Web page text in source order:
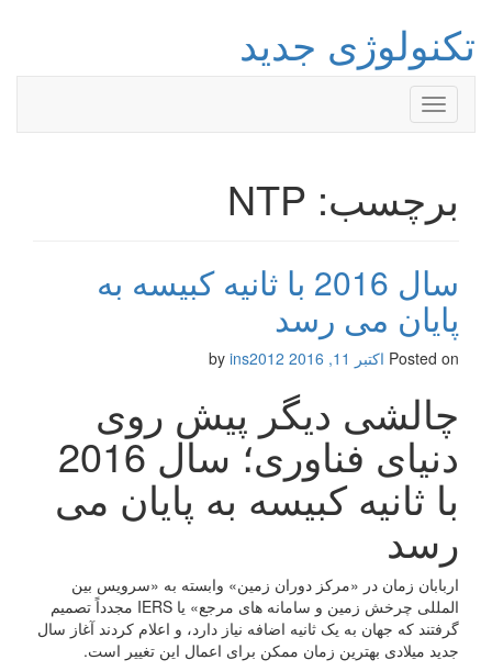
تکنولوژی جدید
Toggle
navigation
برچسب: NTP
سال 2016 با ثانیه کبیسه به
پایان می رسد
Posted on اکتبر 11, 2016 ins2012
چالشی دیگر پیش روی
دنیای فناوری؛ سال 2016
با ثانیه کبیسه به پایان می
رسد
اربابان زمان در «مرکز دوران زمین» وابسته به «سرویس بین
المللی چرخش زمین و سامانه های مرجع» یا IERS مجدداً تصمیم
گرفتند که جهان به یک ثانیه اضافه نیاز دارد، و اعلام کردند آغاز سال
جدید میلادی بهترین زمان ممکن برای اعمال این تغییر است.